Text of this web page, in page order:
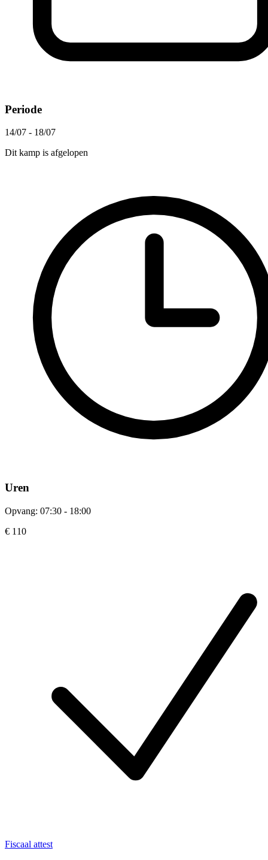
Periode
14/07 - 18/07
Dit kamp is afgelopen
Uren
Opvang: 07:30 - 18:00
€ 110
Fiscaal attest